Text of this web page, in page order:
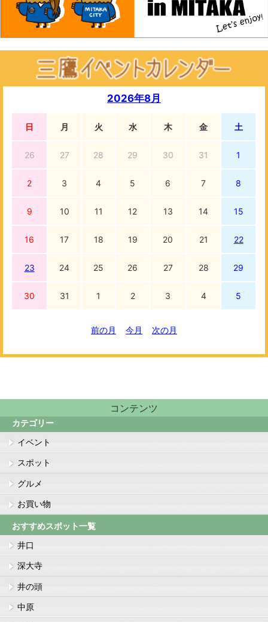
2026年8月
日 月 火 水 木 金 土
26 27 28 29 30 31 1
2 3 4 5 6 7 8
9 10 11 12 13 14 15
16 17 18 19 20 21 22
23 24 25 26 27 28 29
30 31 1 2 3 4 5
前の月 今月 次の月
コンテンツ
カテゴリー
イベント
スポット
グルメ
お買い物
おすすめスポット一覧
井口
深大寺
井の頭
中原